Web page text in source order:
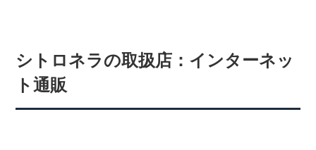
シトロネラの取扱店：インターネッ
ト通販